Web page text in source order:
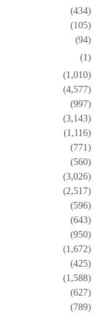
(434)
(105)
(94)
(1)
(1,010)
(4,577)
(997)
(3,143)
(1,116)
(771)
(560)
(3,026)
(2,517)
(596)
(643)
(950)
(1,672)
(425)
(1,588)
(627)
(789)